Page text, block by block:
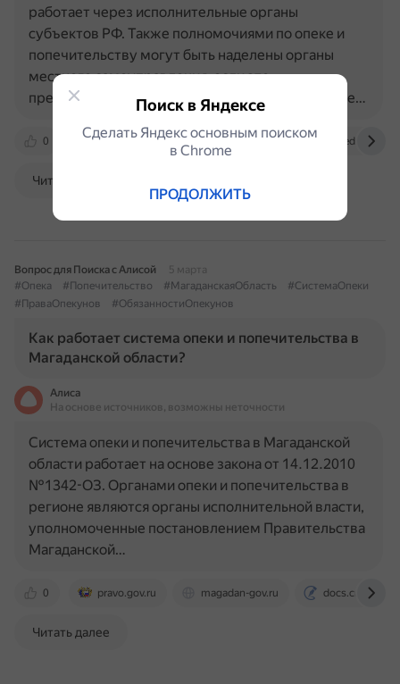
0 government.ru legalacts.ru pravoved.ru
работает через исполнительные органы
субъектов РФ. Также полномочиями по опеке и
попечительству могут быть наделены органы
местного самоуправления, если это
предусмотрено законом субъекта РФ. Основные…
Читать далее
Вопрос для Поиска с Алисой
5 марта
#Опека
#Попечительство #МагаданскаяОбласть
#СистемаОпеки
#ПраваОпекунов
#ОбязанностиОпекунов
Как работает система опеки и попечительства в
Магаданской области?
Алиса
На основе источников, возможны неточности
0 pravo.gov.ru magadan-gov.ru docs.cntd.ru
Система опеки и попечительства в Магаданской
области работает на основе закона от 14.12.2010
№1342-ОЗ. Органами опеки и попечительства в
регионе являются органы исполнительной власти,
уполномоченные постановлением Правительства
Магаданской…
Читать далее
Поиск в Яндексе
Сделать Яндекс основным поиском
в Сhrome
ПРОДОЛЖИТЬ